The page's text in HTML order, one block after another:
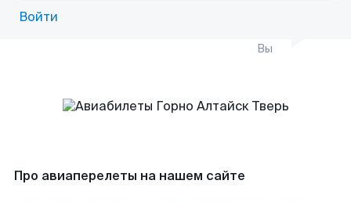
Войти
Вы
Про авиаперелеты на нашем сайте